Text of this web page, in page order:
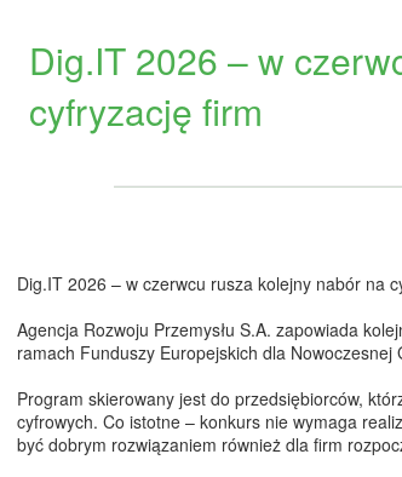
​Dig.IT 2026 – w
cyfryzację firm
Dig.IT 2026 – w czerwcu rusza kolejny nabór na
Agencja Rozwoju Przemysłu S.A. zapowiada
ramach Funduszy Europejskich dla
Program skierowany jest do przedsiębiorców,
cyfrowych. Co istotne – konkurs nie wymaga
być dobrym rozwiązaniem również dla firm